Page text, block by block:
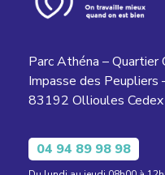
Parc Athéna – Quartier
Impasse des Peupliers
83192 Ollioules Cedex
04 94 89 98 98